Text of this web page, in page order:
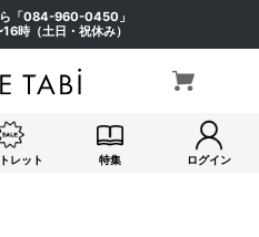
「084-960-0450 」
時（土日・祝休み）
レット 特集 ログイン